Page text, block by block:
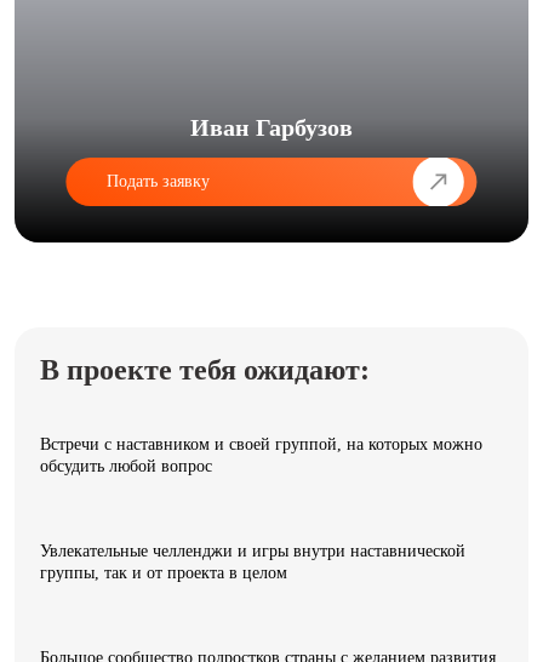
Иван Гарбузов
Подать заявку
В проекте тебя ожидают:
Встречи с наставником и своей группой, на которых можно
обсудить любой вопрос
Увлекательные челленджи и игры внутри наставнической
группы, так и от проекта в целом
Большое сообщество подростков страны с желанием развития